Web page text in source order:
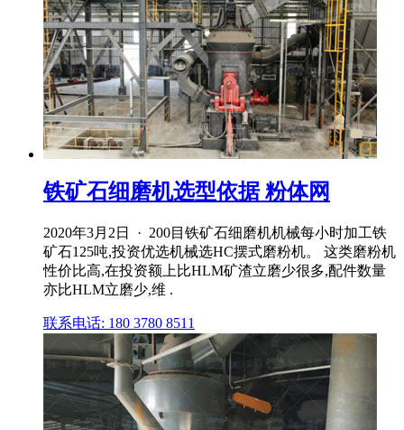
铁矿石细磨机选型依据 粉体网
2020年3月2日 · 200目铁矿石细磨机机械每小时加工铁
矿石125吨,投资优选机械选HC摆式磨粉机。 这类磨粉机
性价比高,在投资额上比HLM矿渣立磨少很多,配件数量
亦比HLM立磨少,维 .
联系电话: 180 3780 8511